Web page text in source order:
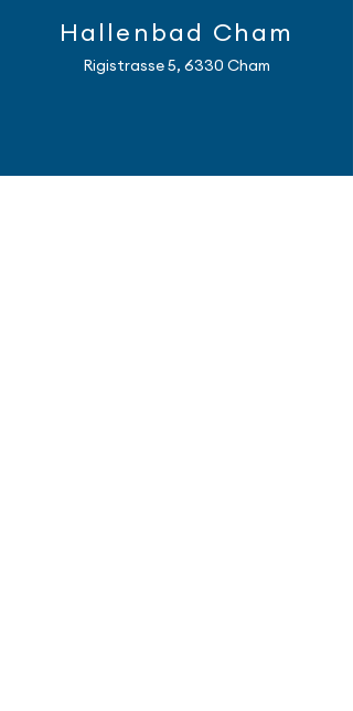
Hallenbad Cham
Rigistrasse 5, 6330 Cham